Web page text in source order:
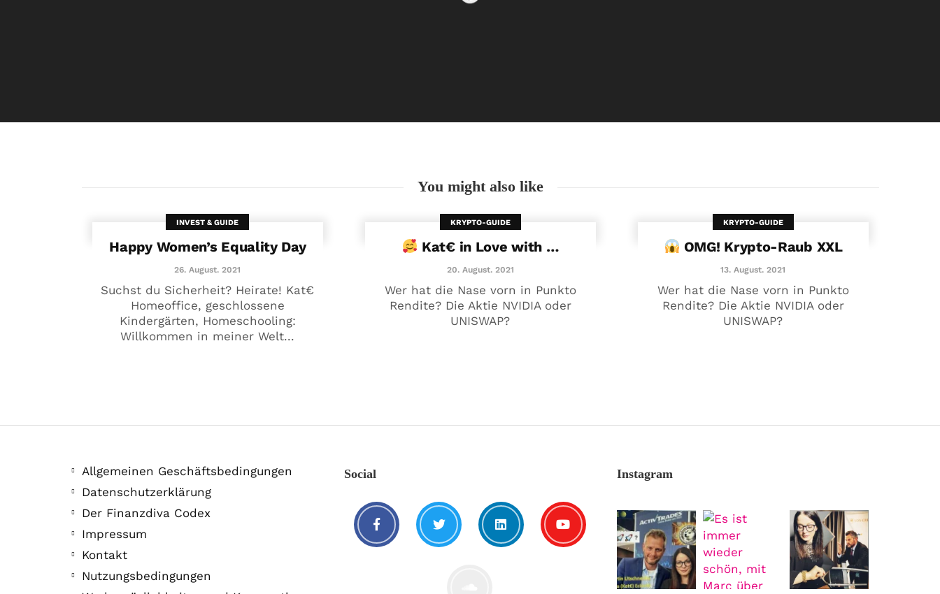
20. August. 2021
You might also like
INVEST & GUIDE
Happy Women’s Equality Day
26. August. 2021
Suchst du Sicherheit? Heirate! Kat€
Homeoffice, geschlossene
Kindergärten, Homeschooling:
Willkommen in meiner Welt...
KRYPTO-GUIDE
Kat€ in Love with …
20. August. 2021
Wer hat die Nase vorn in Punkto
Rendite? Die Aktie NVIDIA oder
UNISWAP?
KRYPTO-GUIDE
OMG! Krypto-Raub XXL
13. August. 2021
Wer hat die Nase vorn in Punkto
Rendite? Die Aktie NVIDIA oder
UNISWAP?
Allgemeinen Geschäftsbedingungen
Datenschutzerklärung
Der Finanzdiva Codex
Impressum
Kontakt
Nutzungsbedingungen
Social Instagram